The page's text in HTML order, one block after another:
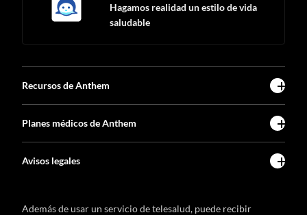
Hagamos realidad un estilo de vida
saludable
Recursos de Anthem
Planes médicos de Anthem
Avisos legales
Además de usar un servicio de telesalud, puede recibir